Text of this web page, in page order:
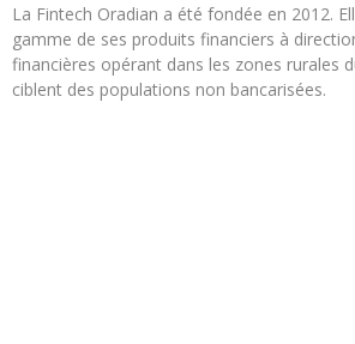
La Fintech Oradian a été fondée en 2012.
gamme de ses produits financiers à
financières opérant dans les zones rurales
ciblent des populations non bancarisées.